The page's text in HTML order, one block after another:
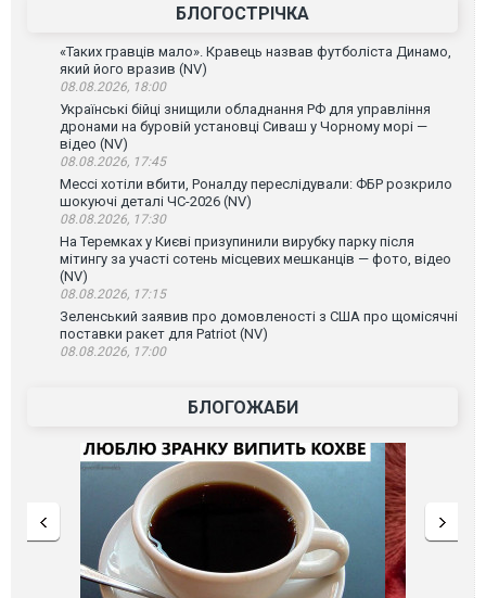
БЛОГОСТРІЧКА
«Таких гравців мало». Кравець назвав футболіста Динамо,
який його вразив (NV)
08.08.2026, 18:00
Українські бійці знищили обладнання РФ для управління
дронами на буровій установці Сиваш у Чорному морі —
відео (NV)
08.08.2026, 17:45
Мессі хотіли вбити, Роналду переслідували: ФБР розкрило
шокуючі деталі ЧС-2026 (NV)
08.08.2026, 17:30
На Теремках у Києві призупинили вирубку парку після
мітингу за участі сотень місцевих мешканців — фото, відео
(NV)
08.08.2026, 17:15
Зеленський заявив про домовленості з США про щомісячні
поставки ракет для Patriot (NV)
08.08.2026, 17:00
БЛОГОЖАБИ